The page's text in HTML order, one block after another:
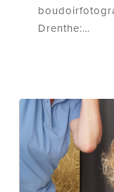
Drenthe:…